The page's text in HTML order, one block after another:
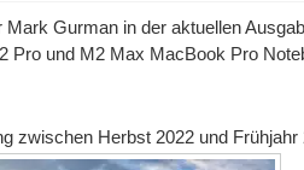
Gurman in der aktuellen
Pro und M2 Max MacBook Pro
zwischen Herbst 2022 und Frühjahr